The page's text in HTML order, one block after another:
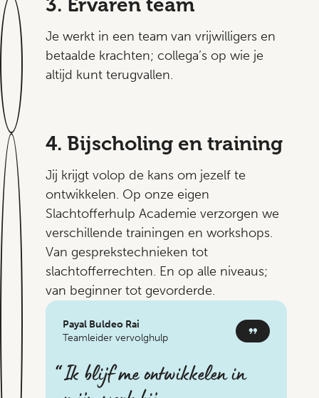
3. Ervaren team
Je werkt in een team van vrijwilligers en
betaalde krachten; collega’s op wie je
altijd kunt terugvallen.
4. Bijscholing en training
Jij krijgt volop de kans om jezelf te
ontwikkelen. Op onze eigen
Slachtofferhulp Academie verzorgen we
verschillende trainingen en workshops.
Van gesprekstechnieken tot
slachtofferrechten. En op alle niveaus;
van beginner tot gevorderde.
Ik blijf me ontwikkelen in
Payal Buldeo Rai
Teamleider vervolghulp